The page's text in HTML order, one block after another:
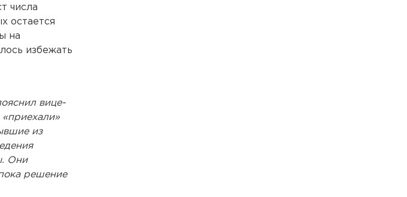
числа
остается
на
избежать
вице-
из
Они
решение